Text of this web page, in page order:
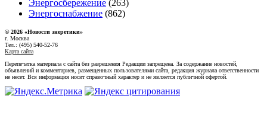
Энергосбережение (263)
Энергоснабжение (862)
© 2026 «Новости энеретики»
г. Москва
Тел.: (495) 540-52-76
Карта сайта
Перепечатка материала с сайта без разрешения Редакции запрещена. За содержание новостей,
объявлений и комментариев, размещенных пользователями сайта, редакция журнала ответственности
не несет. Вся информация носит справочный характер и не является публичной офертой.